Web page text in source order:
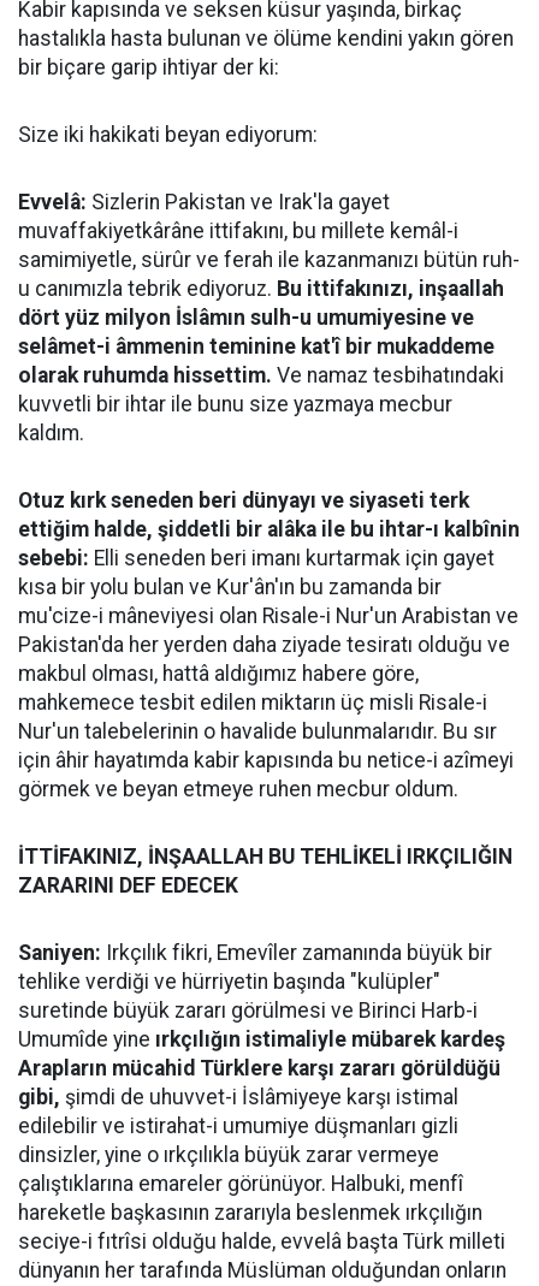
Kabir kapısında ve seksen küsur yaşında, birkaç
hastalıkla hasta bulunan ve ölüme kendini yakın gören
bir biçare garip ihtiyar der ki:
Size iki hakikati beyan ediyorum:
Evvelâ: Sizlerin Pakistan ve Irak'la gayet
muvaffakiyetkârâne ittifakını, bu millete kemâl-i
samimiyetle, sürûr ve ferah ile kazanmanızı bütün ruh-
u canımızla tebrik ediyoruz. Bu ittifakınızı, inşaallah
dört yüz milyon İslâmın sulh-u umumiyesine ve
selâmet-i âmmenin teminine kat'î bir mukaddeme
olarak ruhumda hissettim. Ve namaz tesbihatındaki
kuvvetli bir ihtar ile bunu size yazmaya mecbur
kaldım.
Otuz kırk seneden beri dünyayı ve siyaseti terk
ettiğim halde, şiddetli bir alâka ile bu ihtar-ı kalbînin
sebebi: Elli seneden beri imanı kurtarmak için gayet
kısa bir yolu bulan ve Kur'ân'ın bu zamanda bir
mu'cize-i mâneviyesi olan Risale-i Nur'un Arabistan ve
Pakistan'da her yerden daha ziyade tesiratı olduğu ve
makbul olması, hattâ aldığımız habere göre,
mahkemece tesbit edilen miktarın üç misli Risale-i
Nur'un talebelerinin o havalide bulunmalarıdır. Bu sır
için âhir hayatımda kabir kapısında bu netice-i azîmeyi
görmek ve beyan etmeye ruhen mecbur oldum.
İTTİFAKINIZ, İNŞAALLAH BU TEHLİKELİ IRKÇILIĞIN
ZARARINI DEF EDECEK
Saniyen: Irkçılık fikri, Emevîler zamanında büyük bir
tehlike verdiği ve hürriyetin başında "kulüpler"
suretinde büyük zararı görülmesi ve Birinci Harb-i
Umumîde yine ırkçılığın istimaliyle mübarek kardeş
Arapların mücahid Türklere karşı zararı görüldüğü
gibi, şimdi de uhuvvet-i İslâmiyeye karşı istimal
edilebilir ve istirahat-i umumiye düşmanları gizli
dinsizler, yine o ırkçılıkla büyük zarar vermeye
çalıştıklarına emareler görünüyor. Halbuki, menfî
hareketle başkasının zararıyla beslenmek ırkçılığın
seciye-i fıtrîsi olduğu halde, evvelâ başta Türk milleti
dünyanın her tarafında Müslüman olduğundan onların